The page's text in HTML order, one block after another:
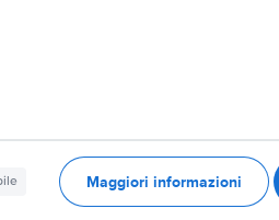
Maggiori informazioni